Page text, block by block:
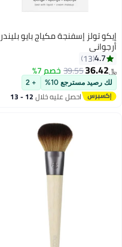
إيكو تولز إسفنجة مكياج بايو بليندر
أرجواني
4.7
13
﷼‏36.42
39.55 خصم 7%
لك رصيد مسترجع 10% + 2
احصل عليه خلال 12 - 13